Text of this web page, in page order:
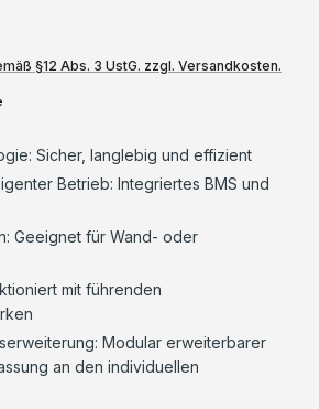
§12 Abs. 3 UstG. zzgl. Versandkosten.
Sicher, langlebig und effizient
Betrieb: Integriertes BMS und
Geeignet für Wand- oder
mit führenden
Modular erweiterbarer
an den individuellen